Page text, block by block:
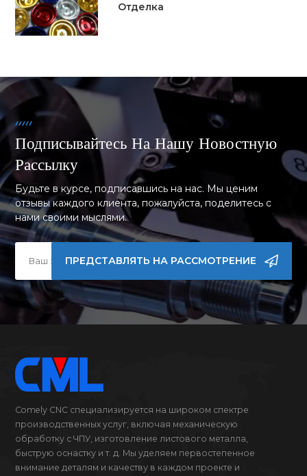
Отделка
Подписывайтесь На Нашу Новостную
Рассылку
Будьте в курсе, подписавшись на нас. Мы ценим
отзывы каждого клиента, пожалуйста, поделитесь с
нами своими мыслями.
ПРЕДСТАВЛЯТЬ НА РАССМОТРЕНИЕ
Comely CNC специализируется на широком спектре
производственных услуг, включая механическую
обработку с ЧПУ, изготовление листового металла,
быструю оснастку и т. д. Мы уделяем первостепенное
внимание деталям и качеству в каждом проекте и